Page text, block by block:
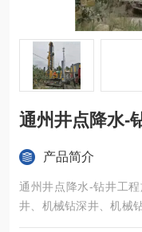
通州井点降水-
产品简介
通州井点降水-钻井工
井、机械钻深井、机械
调安装、安装水温空调